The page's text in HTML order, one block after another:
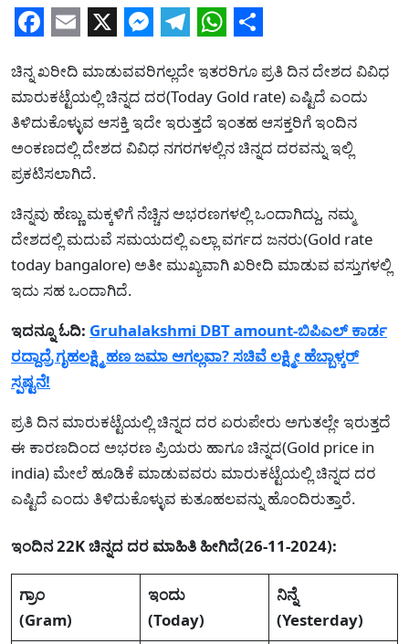
Facebook
Email
X Messenger
Telegram
WhatsApp
Share
ಚಿನ್ನ ಖರೀದಿ ಮಾಡುವವರಿಗಲ್ಲದೇ ಇತರರಿಗೂ ಪ್ರತಿ ದಿನ ದೇಶದ ವಿವಿಧ
ಮಾರುಕಟ್ಟೆಯಲ್ಲಿ ಚಿನ್ನದ ದರ(Today Gold rate) ಎಷ್ಟಿದೆ ಎಂದು
ತಿಳಿದುಕೊಳ್ಳುವ ಆಸಕ್ತಿ ಇದೇ ಇರುತ್ತದೆ ಇಂತಹ ಆಸಕ್ತರಿಗೆ ಇಂದಿನ
ಅಂಕಣದಲ್ಲಿ ದೇಶದ ವಿವಿಧ ನಗರಗಳಲ್ಲಿನ ಚಿನ್ನದ ದರವನ್ನು ಇಲ್ಲಿ
ಪ್ರಕಟಿಸಲಾಗಿದೆ.
ಚಿನ್ನವು ಹೆಣ್ಣು ಮಕ್ಕಳಿಗೆ ನೆಚ್ಚಿನ ಅಭರಣಗಳಲ್ಲಿ ಒಂದಾಗಿದ್ದು, ನಮ್ಮ
ದೇಶದಲ್ಲಿ ಮದುವೆ ಸಮಯದಲ್ಲಿ ಎಲ್ಲಾ ವರ್ಗದ ಜನರು(Gold rate
today bangalore) ಅತೀ ಮುಖ್ಯವಾಗಿ ಖರೀದಿ ಮಾಡುವ ವಸ್ತುಗಳಲ್ಲಿ
ಇದು ಸಹ ಒಂದಾಗಿದೆ.
ಇದನ್ನೂ ಓದಿ: Gruhalakshmi DBT amount-ಬಿಪಿಎಲ್ ಕಾರ್ಡ
ರದ್ದಾದ್ರೆ ಗೃಹಲಕ್ಷ್ಮಿ ಹಣ ಜಮಾ ಆಗಲ್ಲವಾ? ಸಚಿವೆ ಲಕ್ಷ್ಮೀ ಹೆಬ್ಬಾಳ್ಕರ್
ಸ್ಪಷ್ಟನೆ!
ಪ್ರತಿ ದಿನ ಮಾರುಕಟ್ಟೆಯಲ್ಲಿ ಚಿನ್ನದ ದರ ಏರುಪೇರು ಅಗುತಲ್ಲೇ ಇರುತ್ತದೆ
ಈ ಕಾರಣದಿಂದ ಅಭರಣ ಪ್ರಿಯರು ಹಾಗೂ ಚಿನ್ನದ(Gold price in
india) ಮೇಲೆ ಹೂಡಿಕೆ ಮಾಡುವವರು ಮಾರುಕಟ್ಟೆಯಲ್ಲಿ ಚಿನ್ನದ ದರ
ಎಷ್ಟಿದೆ ಎಂದು ತಿಳಿದುಕೊಳ್ಳುವ ಕುತೂಹಲವನ್ನು ಹೊಂದಿರುತ್ತಾರೆ.
ಇಂದಿನ 22K ಚಿನ್ನದ ದರ ಮಾಹಿತಿ ಹೀಗಿದೆ(26-11-2024):
ಗ್ರಾಂ
(Gram)
ಇಂದು
(Today)
ನಿನ್ನೆ
(Yesterday)